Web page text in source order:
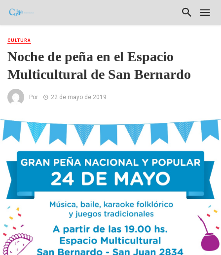
CULTURA
Noche de peña en el Espacio
Multicultural de San Bernardo
Por 22 de mayo de 2019